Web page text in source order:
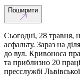
Поширити
Сьогодні, 28 травня,
асфальту. Зараз на
до вул. Кривоноса
та приблизно 20
пресслужбі